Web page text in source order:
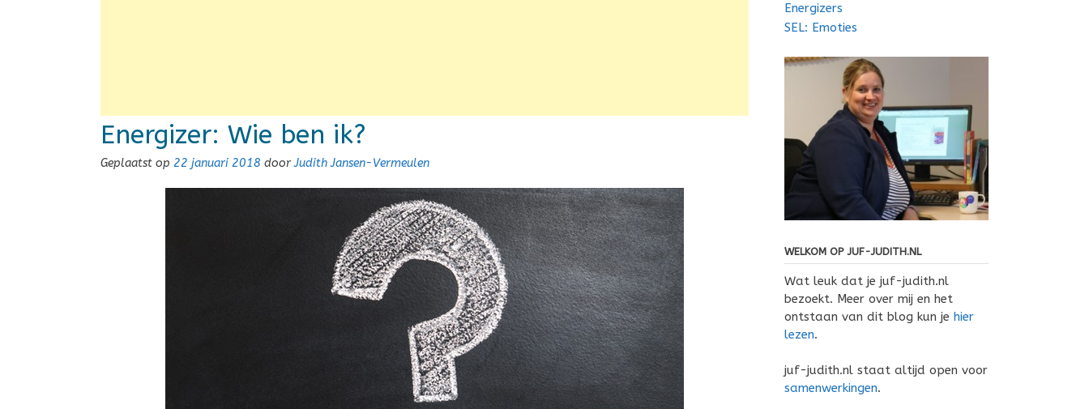
Energizer: Wie ben ik?
Geplaatst op 22 januari 2018 doorJudith Jansen-Vermeulen
Energizers
SEL: Emoties
WELKOM OP JUF-JUDITH.NL
Wat leuk dat je juf-judith.nl
bezoekt. Meer over mij en het
ontstaan van dit blog kun je hier
lezen.
juf-judith.nl staat altijd open voor
samenwerkingen.